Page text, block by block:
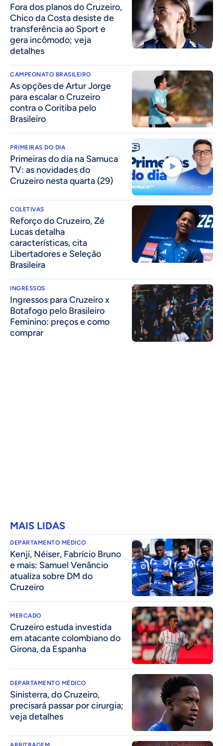
Fora dos planos do Cruzeiro,
Chico da Costa desiste de
transferência ao Sport e
gera incômodo; veja
detalhes
CAMPEONATO BRASILEIRO
As opções de Artur Jorge
para escalar o Cruzeiro
contra o Coritiba pelo
Brasileiro
PRIMEIRAS DO DIA
Primeiras do dia na Samuca
TV: as novidades do
Cruzeiro nesta quarta (29)
COLETIVAS
⁠Reforço do Cruzeiro, Zé
Lucas detalha
características, cita
Libertadores e Seleção
Brasileira
INGRESSOS
Ingressos para Cruzeiro x
Botafogo pelo Brasileiro
Feminino: preços e como
comprar
MAIS LIDAS
DEPARTAMENTO MÉDICO
Kenji, Néiser, Fabrício Bruno
e mais: Samuel Venâncio
atualiza sobre DM do
Cruzeiro
MERCADO
Cruzeiro estuda investida
em atacante colombiano do
Girona, da Espanha
DEPARTAMENTO MÉDICO
Sinisterra, do Cruzeiro,
precisará passar por cirurgia;
veja detalhes